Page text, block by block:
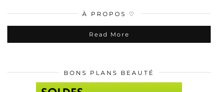
À PROPOS ♡
Read More
BONS PLANS BEAUTÉ